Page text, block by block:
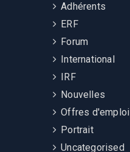
Adhérents
ERF
Forum
International
IRF
Nouvelles
Offres d'emploi
Portrait
Uncategorised